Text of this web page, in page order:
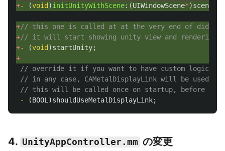
+- (void )initUnityWithScene:(UIWindowScene*)scene
+// this one is called at at the very end of
+// it will start showing unity view and rendering
+- (void )startUnity;
+
// override it if you want to have custom logic for
// in any case, CAMetalDisplayLink will be used
// this will be called once on startup, before
-
(BOOL)shouldUseMetalDisplayLink;
4. UnityAppController.mm の変更